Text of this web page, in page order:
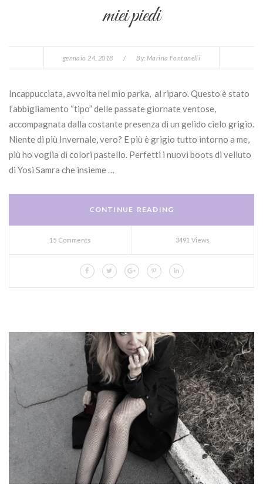
miei piedi
gennaio 24, 2018 / By: Marina Fontanelli
Incappucciata, avvolta nel mio parka, al riparo. Questo è stato
l’abbigliamento “tipo” delle passate giornate ventose,
accompagnata dalla costante presenza di un gelido cielo grigio.
Niente di più Invernale, vero? E più è grigio tutto intorno a me,
più ho voglia di colori pastello. Perfetti i nuovi boots di velluto
di Yosi Samra che insieme …
CONTINUE READING
15 Comments 3491 Views